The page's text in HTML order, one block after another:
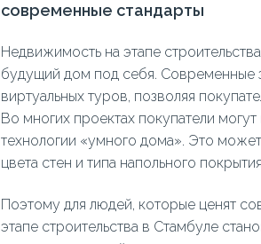
современные стандарты
Недвижимость на этапе
будущий дом под себя. Современные
виртуальных туров, позволяя
Во многих проектах покупатели
технологии «умного дома». Это
цвета стен и типа напольного
Поэтому для людей, которые ценят
этапе строительства в Стамбуле